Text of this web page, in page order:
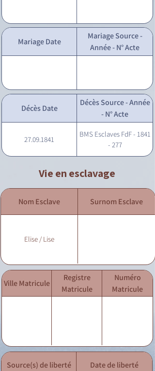
Mariage Date
Mariage Source -
Année - N° Acte
Décès Date
Décès Source - Année
- N° Acte
27.09.1841
BMS Esclaves FdF - 1841
- 277
Vie en esclavage
Nom Esclave Surnom Esclave
Elise / Lise
Ville Matricule
Registre
Matricule
Numéro
Matricule
Source(s) de liberté Date de liberté